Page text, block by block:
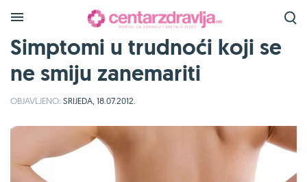
Simptomi u trudnoći koji se
ne smiju zanemariti
OBJAVLJENO: SRIJEDA, 18.07.2012.